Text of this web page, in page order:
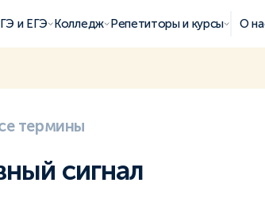
и ЕГЭ Колледж Репетиторы и курсы О
термины
сигнал